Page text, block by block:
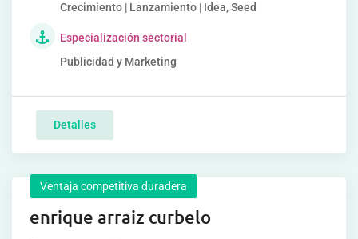
Crecimiento | Lanzamiento | Idea, Seed
Especialización sectorial
Publicidad y Marketing
Detalles
Ventaja competitiva duradera
enrique arraiz curbelo